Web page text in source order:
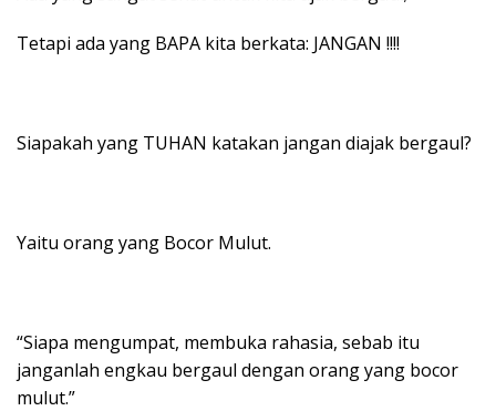
Tetapi ada yang BAPA kita berkata: JANGAN !!!!
Siapakah yang TUHAN katakan jangan diajak bergaul?
Yaitu orang yang Bocor Mulut.
“Siapa mengumpat, membuka rahasia, sebab itu
janganlah engkau bergaul dengan orang yang bocor
mulut.”